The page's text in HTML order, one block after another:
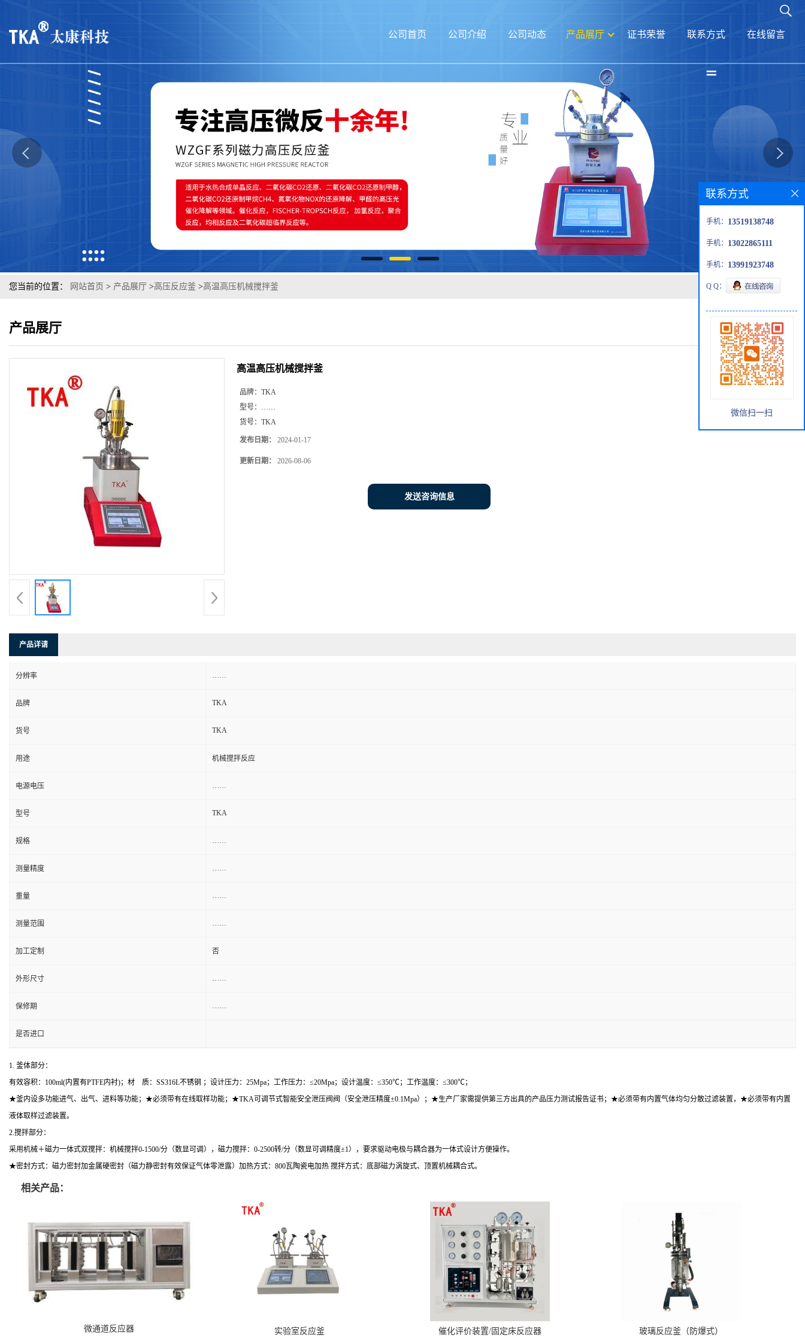
公司首页 公司介绍 公司动态 产品展厅 证书荣誉 联系方式 在线留言
您当前的位置： 网站首页 > 产品展厅 >高压反应釜 >高温高压机械搅拌釜
产品展厅
高温高压机械搅拌釜
品牌： TKA
型号： ……
货号： TKA
发布日期： 2024-01-17
更新日期： 2026-08-06
发送咨询信息
产品详请
分辨率 ……
品牌 TKA
货号 TKA
用途 机械搅拌反应
电源电压 ……
型号 TKA
规格 ……
测量精度 ……
重量 ……
测量范围 ……
加工定制 否
外形尺寸 ……
保修期 ……
是否进口
1. 釜体部分：
有效容积： 100ml(内置有PTFE内衬)；材 质： SS316L不锈钢 ；设计压力： 25Mpa；工作压力：≤20Mpa；设计温度：≤350℃；工作温度：≤300℃；
★釜内设多功能进气、出气、进料等功能；★必须带有在线取样功能；★TKA可调节式智能安全泄压阀阀（安全泄压精度±0.1Mpa）；★生产厂家需提供第三方出具的产品压力测试报告证书；★必须带有内置气体均匀分散过滤装置，★必须带有内置
液体取样过滤装置。
2.搅拌部分：
采用机械＋磁力一体式双搅拌：机械搅拌0-1500/分（数显可调），磁力搅拌： 0-2500转/分（数显可调精度±1），要求驱动电极与耦合器为一体式设计方便操作。
★密封方式：磁力密封加金属硬密封（磁力静密封有效保证气体零泄露）加热方式： 800瓦陶瓷电加热 搅拌方式：底部磁力涡旋式、顶置机械耦合式。
相关产品：
微通道反应器 实验室反应釜 催化评价装置/固定床反应器 玻璃反应釜（防爆式）
联系方式
手机： 13519138748
手机： 13022865111
手机： 13991923748
Q Q：
微信扫一扫